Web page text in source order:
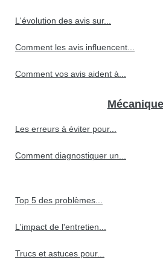
L'évolution des avis sur...
Comment les avis influencent...
Comment vos avis aident à...
Mécanique
Les erreurs à éviter pour...
Comment diagnostiquer un...
Top 5 des problèmes...
L'impact de l'entretien...
Trucs et astuces pour...